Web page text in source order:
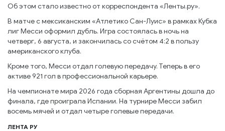
Об этом стало известно от корреспондента «Ленты.ру».
В матче с мексиканским «Атлетико Сан-Луис» в рамках Кубка
лиг Месси оформил дубль. Игра состоялась в ночь на
четверг, 6 августа, и закончилась со счётом 4:2 в пользу
американского клуба.
Кроме того, Месси отдал голевую передачу. Теперь в его
активе 921 гол в профессиональной карьере.
На чемпионате мира 2026 года сборная Аргентины дошла до
финала, где проиграла Испании. На турнире Месси забил
восемь мячей и отдал четыре голевые передачи.
ЛЕНТА РУ